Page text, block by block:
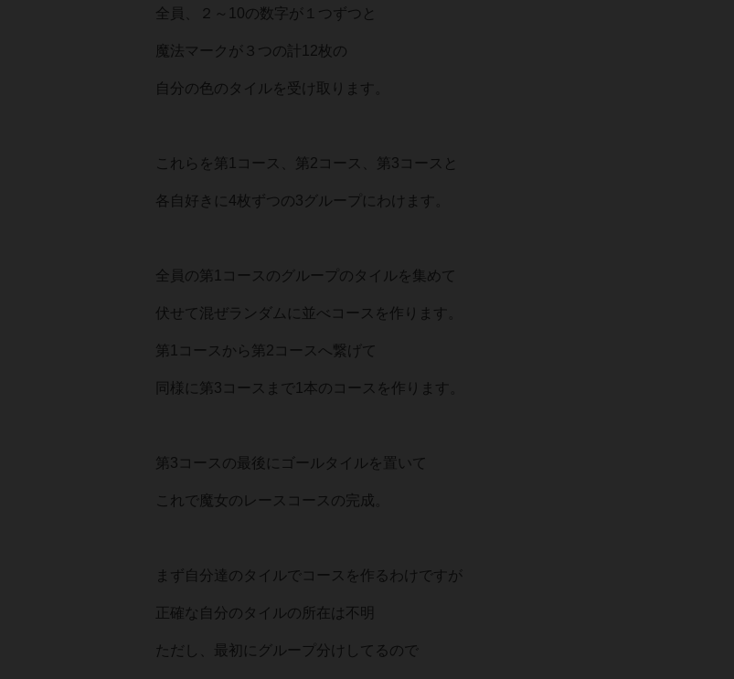
全員、２～10の数字が１つずつと
魔法マークが３つの計12枚の
自分の色のタイルを受け取ります。
これらを第1コース、第2コース、第3コースと
各自好きに4枚ずつの3グループにわけます。
全員の第1コースのグループのタイルを集めて
伏せて混ぜランダムに並べコースを作ります。
第1コースから第2コースへ繋げて
同様に第3コースまで1本のコースを作ります。
第3コースの最後にゴールタイルを置いて
これで魔女のレースコースの完成。
まず自分達のタイルでコースを作るわけですが
正確な自分のタイルの所在は不明
ただし、最初にグループ分けしてるので